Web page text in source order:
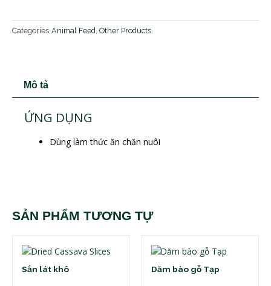
Categories Animal Feed Other Products
Mô tả
ỨNG DỤNG
Dùng làm thức ăn chăn nuôi
SẢN PHẨM TƯƠNG TỰ
Sắn lát khô Dăm bào gỗ Tạp